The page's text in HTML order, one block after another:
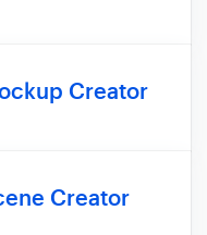
Creator
Creator